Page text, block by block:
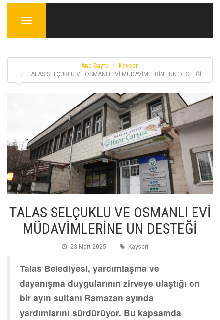
Menu
Ana Sayfa
Kayseri
TALAS SELÇUKLU VE OSMANLI EVİ MÜDAVİMLERİNE UN DESTEĞİ
TALAS SELÇUKLU VE OSMANLI EVİ
MÜDAVİMLERİNE UN DESTEĞİ
23 Mart 2025 Kayseri
Talas Belediyesi, yardımlaşma ve
dayanışma duygularının zirveye ulaştığı on
bir ayın sultanı Ramazan ayında
yardımlarını sürdürüyor. Bu kapsamda